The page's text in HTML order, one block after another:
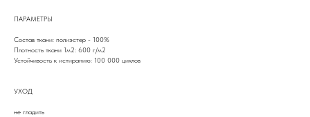
ПАРАМЕТРЫ
Состав ткани: полиэстер - 100%
Плотность ткани 1м2: 600 г/м2
Устойчивость к истиранию: 100 000 циклов
УХОД
не гладить